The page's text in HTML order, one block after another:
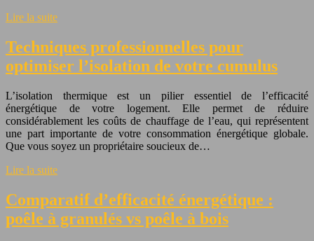
Lire la suite
Techniques professionnelles pour
optimiser l’isolation de votre cumulus
L’isolation thermique est un pilier essentiel de l’efficacité
énergétique de votre logement. Elle permet de réduire
considérablement les coûts de chauffage de l’eau, qui représentent
une part importante de votre consommation énergétique globale.
Que vous soyez un propriétaire soucieux de…
Lire la suite
Comparatif d’efficacité énergétique :
poêle à granulés vs poêle à bois